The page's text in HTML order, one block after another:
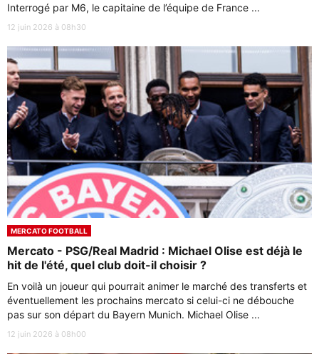
Interrogé par M6, le capitaine de l’équipe de France ...
12 juin 2026 à 08h30
MERCATO FOOTBALL
Mercato - PSG/Real Madrid : Michael Olise est déjà le
hit de l'été, quel club doit-il choisir ?
En voilà un joueur qui pourrait animer le marché des transferts et
éventuellement les prochains mercato si celui-ci ne débouche
pas sur son départ du Bayern Munich. Michael Olise ...
12 juin 2026 à 08h00